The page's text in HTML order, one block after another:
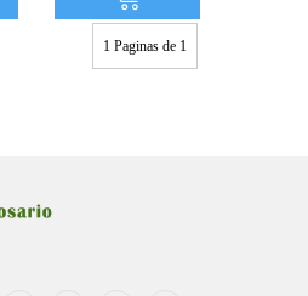
1 Paginas de 1